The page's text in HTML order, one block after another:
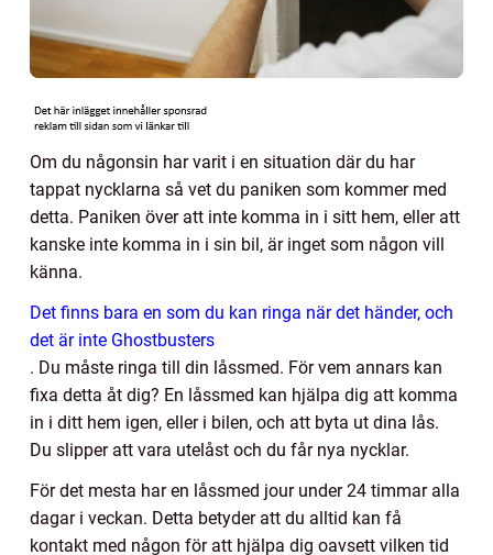
Om du någonsin har varit i en situation där du har
tappat nycklarna så vet du paniken som kommer med
detta. Paniken över att inte komma in i sitt hem, eller att
kanske inte komma in i sin bil, är inget som någon vill
känna.
Det finns bara en som du kan ringa när det händer, och
det är inte Ghostbusters
. Du måste ringa till din låssmed. För vem annars kan
fixa detta åt dig? En låssmed kan hjälpa dig att komma
in i ditt hem igen, eller i bilen, och att byta ut dina lås.
Du slipper att vara utelåst och du får nya nycklar.
För det mesta har en låssmed jour under 24 timmar alla
dagar i veckan. Detta betyder att du alltid kan få
kontakt med någon för att hjälpa dig oavsett vilken tid